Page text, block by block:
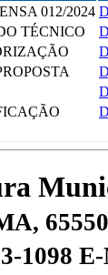
012/2024
TÉCNICO
1098